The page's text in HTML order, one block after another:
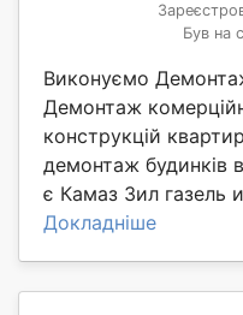
Був на
Виконуємо
Демонтаж
конструкцій
демонтаж будинків
є Камаз Зил газель
Докладніше